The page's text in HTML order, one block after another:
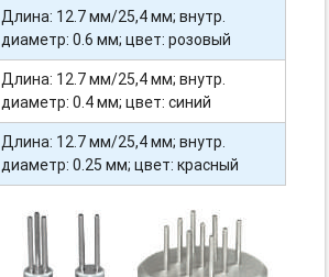
Длина: 12.7 мм/25,4 мм; внутр.
диаметр: 0.6 мм; цвет: розовый
Длина: 12.7 мм/25,4 мм; внутр.
диаметр: 0.4 мм; цвет: синий
Длина: 12.7 мм/25,4 мм; внутр.
диаметр: 0.25 мм; цвет: красный